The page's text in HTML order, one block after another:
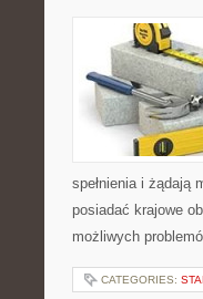
spełnienia i żądają
posiadać krajowe
możliwych
CATEGORIES: